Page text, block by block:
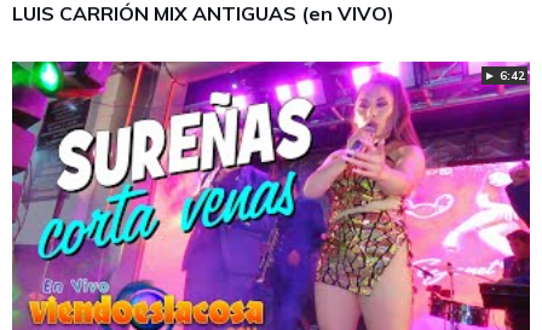
LUIS CARRIÓN MIX ANTIGUAS (en VIVO)
► 6:42